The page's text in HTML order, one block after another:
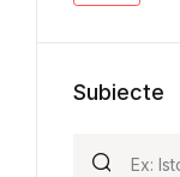
Subiecte